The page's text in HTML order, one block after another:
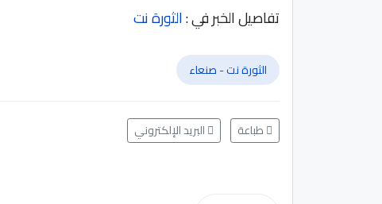
تفاصيل الخبر في :الثورة نت
الثورة نت - صنعاء
طباعة البريد الإلكتروني